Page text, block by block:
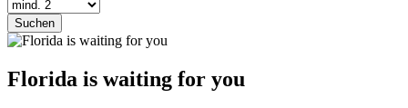
Suchen
Florida is waiting for you